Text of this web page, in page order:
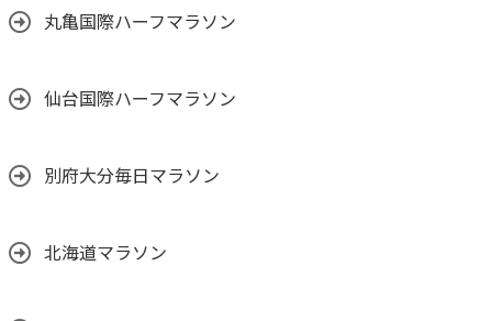
丸亀国際ハーフマラソン
仙台国際ハーフマラソン
別府大分毎日マラソン
北海道マラソン